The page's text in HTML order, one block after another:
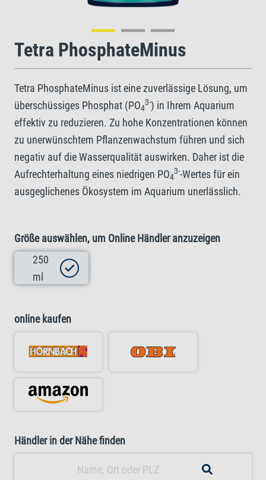
Tetra PhosphateMinus
Tetra PhosphateMinus ist eine zuverlässige Lösung, um
überschüssiges Phosphat (PO4
3-) in Ihrem Aquarium
effektiv zu reduzieren. Zu hohe Konzentrationen können
zu unerwünschtem Pflanzenwachstum führen und sich
negativ auf die Wasserqualität auswirken. Daher ist die
Aufrechterhaltung eines niedrigen PO4
3--Wertes für ein
ausgeglichenes Ökosystem im Aquarium unerlässlich.
Größe auswählen, um Online Händler anzuzeigen
250
ml
online kaufen
Händler in der Nähe finden